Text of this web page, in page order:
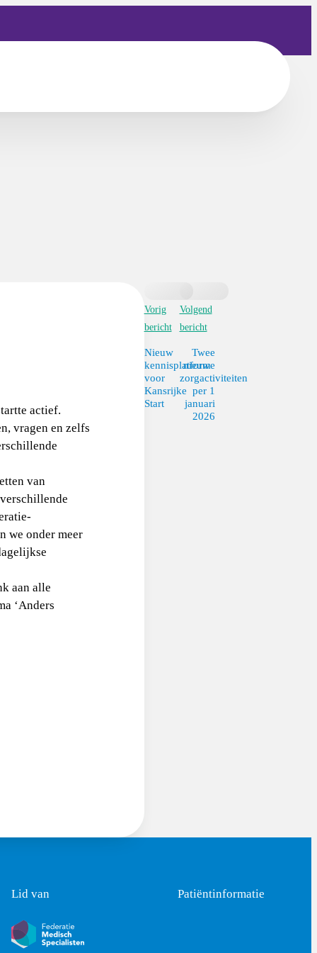
actief.
vragen en zelfs
van
we onder meer
aan alle
‘Anders
Vorig
bericht
Nieuw
kennisplatform
voor
Kansrijke
Start
Volgend
bericht
Twee
nieuwe
zorgactiviteiten
per 1
januari
2026
Lid van Patiëntinformatie